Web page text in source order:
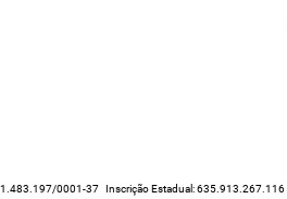
21.483.197/0001-37 Inscrição Estadual: 635.913.267.116